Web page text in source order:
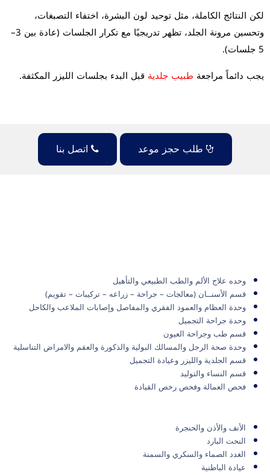
لكن النتائج الكاملة، مثل توحيد لون البشرة، اختفاء التصبغات،
وتحسين مرونة الجلد، تظهر تدريجيًا مع تكرار الجلسات (عادة بين 3–
5 جلسات).
يجب دائماً مراجعة طبيب جلدية قبل البدء بجلسات الليزر المكثفة.
طلب حجز موعد اتصل بنا
وحده علاج الألم والطب الطبيعي والتأهيل
قسم الأسنــان (معالجات – جراحة – زراعه – تركيبات – تقويم)
وحدة العظام والعمود الفقري والمفاصل وإصابات الملاعب والكاحل
وحدة جراحة التجميل
قسم طب وجراحة العيون
وحدة صحة الرجل والمسالك البولية والذكورة والعقم والامراض التناسلية
قسم الجلدية والليزر وعيادة التجميل
قسم النساء والتوليد
فحص العمالة وفحص رخص القيادة
الأنف والأذن والحنجرة
النحت البارد
الغدد الصماء والسكري والسمنة
عيادة الباطنية